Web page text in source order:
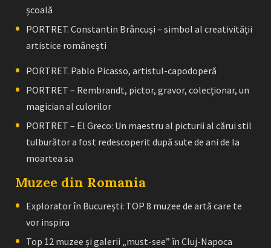
școală
PORTRET. Constantin Brâncuşi – simbol al creativităţii
artistice româneşti
PORTRET. Pablo Picasso, artistul-capodoperă
PORTRET – Rembrandt, pictor, gravor, colecţionar, un
magician al culorilor
PORTRET – El Greco: Un maestru al picturii al cărui stil
tulburător a fost redescoperit după sute de ani de la
moartea sa
Muzee din Romania
Explorator în București: TOP 8 muzee de artă care te
vor inspira
Top 12 muzee și galerii „must-see” în Cluj-Napoca